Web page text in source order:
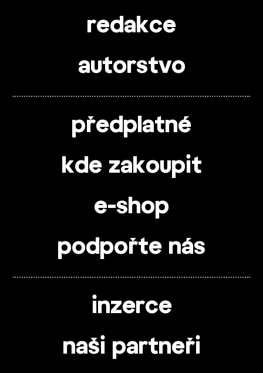
redakce
autorstvo
předplatné
kde zakoupit
e-shop
podpořte nás
inzerce
naši partneři